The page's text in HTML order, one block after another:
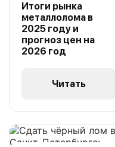
Итоги рынка
металлолома в
2025 году и
прогноз цен на
2026 год
Читать